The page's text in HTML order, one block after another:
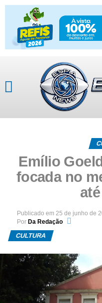
Emílio
focada no
Publicado em 25 de junho de
Por Da Redação
CULTURA